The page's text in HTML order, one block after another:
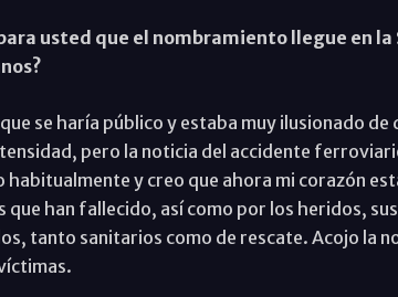
usted que el nombramiento llegue en la
se haría público y estaba muy ilusionado de
pero la noticia del accidente
habitualmente y creo que ahora mi corazón
que han fallecido, así como por los heridos,
tanto sanitarios como de rescate. Acojo la